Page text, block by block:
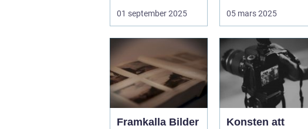
människas liv. Det
&aum...
01 september 2025 05 mars 2025
Framkalla Bilder
Konsten att